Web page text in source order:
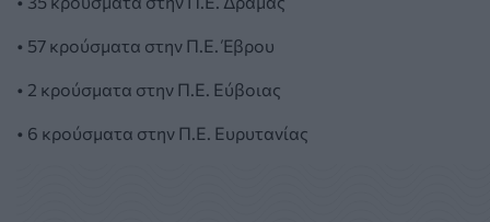
• 57 κρούσματα στην Π.Ε. Έβρου
• 2 κρούσματα στην Π.Ε. Εύβοιας
• 6 κρούσματα στην Π.Ε. Ευρυτανίας